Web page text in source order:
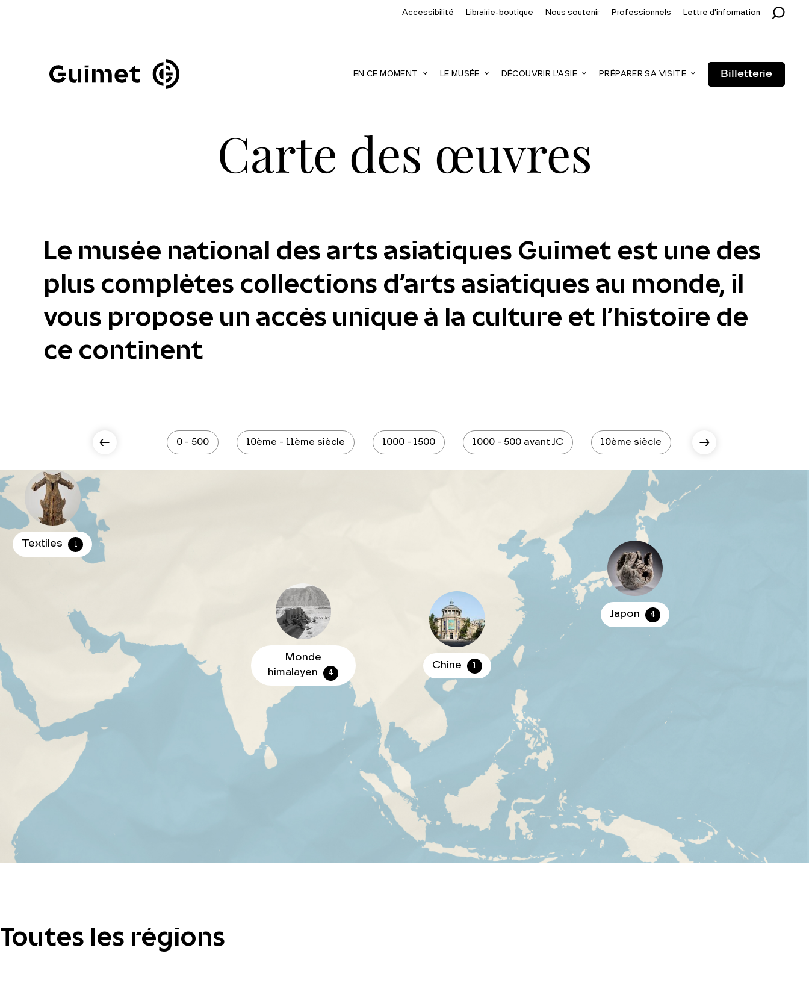
EN CE MOMENT LE MUSÉE DÉCOUVRIR L'ASIE PRÉPARER SA VISITE Billetterie
Accessibilité Librairie-boutique Nous soutenir Professionnels Lettre d'information
Carte des œuvres
Le musée national des arts asiatiques Guimet est une des
plus complètes collections d'arts asiatiques au monde, il
vous propose un accès unique à la culture et l’histoire de
ce continent
0 - 500 10ème - 11ème siècle 1000 - 1500 1000 - 500 avant JC 10ème siècle 10ème siècle - époque
Monde
himalayen
4
Textiles
Chine 1
Japon 4
Toutes les régions